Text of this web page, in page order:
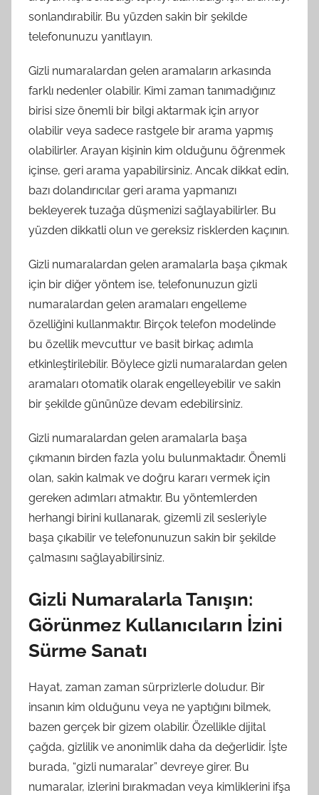
sonlandırabilir. Bu yüzden sakin bir şekilde
telefonunuzu yanıtlayın.
Gizli numaralardan gelen aramaların arkasında
farklı nedenler olabilir. Kimi zaman tanımadığınız
birisi size önemli bir bilgi aktarmak için arıyor
olabilir veya sadece rastgele bir arama yapmış
olabilirler. Arayan kişinin kim olduğunu öğrenmek
içinse, geri arama yapabilirsiniz. Ancak dikkat edin,
bazı dolandırıcılar geri arama yapmanızı
bekleyerek tuzağa düşmenizi sağlayabilirler. Bu
yüzden dikkatli olun ve gereksiz risklerden kaçının.
Gizli numaralardan gelen aramalarla başa çıkmak
için bir diğer yöntem ise, telefonunuzun gizli
numaralardan gelen aramaları engelleme
özelliğini kullanmaktır. Birçok telefon modelinde
bu özellik mevcuttur ve basit birkaç adımla
etkinleştirilebilir. Böylece gizli numaralardan gelen
aramaları otomatik olarak engelleyebilir ve sakin
bir şekilde gününüze devam edebilirsiniz.
Gizli numaralardan gelen aramalarla başa
çıkmanın birden fazla yolu bulunmaktadır. Önemli
olan, sakin kalmak ve doğru kararı vermek için
gereken adımları atmaktır. Bu yöntemlerden
herhangi birini kullanarak, gizemli zil sesleriyle
başa çıkabilir ve telefonunuzun sakin bir şekilde
çalmasını sağlayabilirsiniz.
Gizli Numaralarla Tanışın:
Görünmez Kullanıcıların İzini
Sürme Sanatı
Hayat, zaman zaman sürprizlerle doludur. Bir
insanın kim olduğunu veya ne yaptığını bilmek,
bazen gerçek bir gizem olabilir. Özellikle dijital
çağda, gizlilik ve anonimlik daha da değerlidir. İşte
burada, “gizli numaralar” devreye girer. Bu
numaralar, izlerini bırakmadan veya kimliklerini ifşa